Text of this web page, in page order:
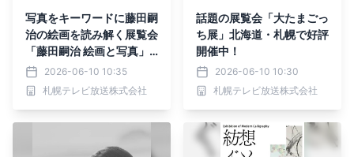
写真をキーワードに藤田嗣
治の絵画を読み解く展覧会
「藤田嗣治 絵画と写真」
札幌芸術の森美術館で好評
開催中！6月28日まで
2026-06-10 10:35
札幌テレビ放送株式会社
話題の展覧会「大たまごっ
ち展」北海道・札幌で好評
開催中！
2026-06-10 10:30
札幌テレビ放送株式会社